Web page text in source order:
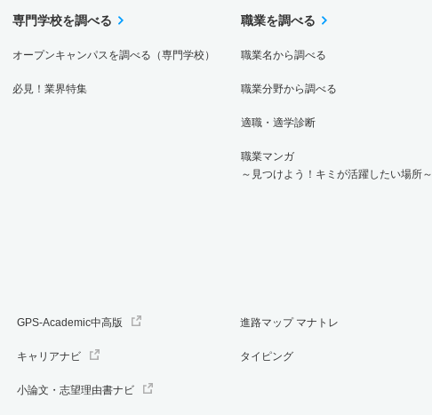
専門学校を調べる
オープンキャンパスを調べる（専門学校）
必見！業界特集
職業を調べる
職業名から調べる
職業分野から調べる
適職・適学診断
職業マンガ
～見つけよう！キミが活躍したい場所～
GPS-Academic中高版
キャリアナビ
小論文・志望理由書ナビ
進路マップ マナトレ
タイピング